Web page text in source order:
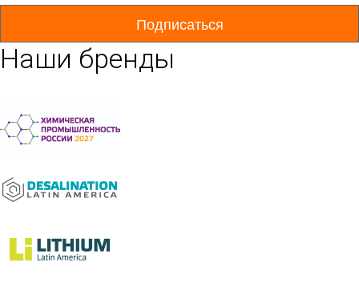
Наши бренды